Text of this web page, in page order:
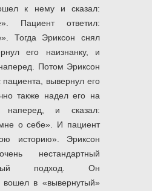
к нему и сказал:
Пациент ответил:
Тогда Эриксон снял
его наизнанку, и
Потом Эриксон
вывернул его
также надел его на
наперед, и сказал:
о себе». И пациент
историю». Эриксон
нестандартный
подход. Он
вошел в «вывернутый»